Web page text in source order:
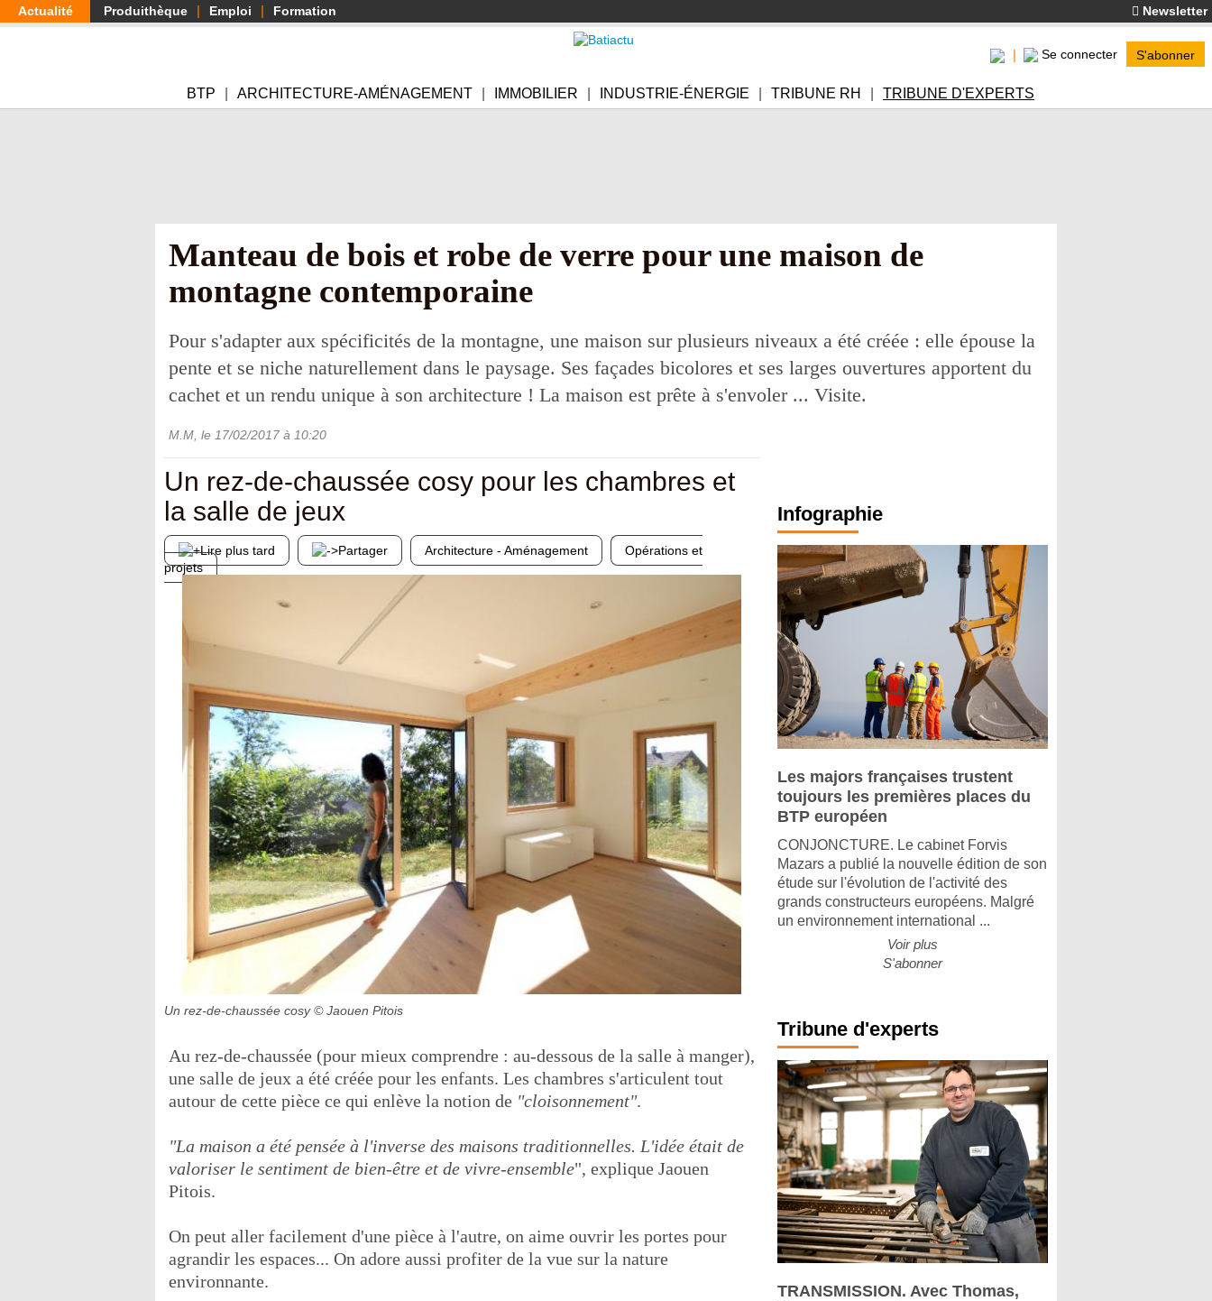
Aller
au
Actualité Produithèque Emploi Formation Newsletter
Se connecter S'abonner
BTP ARCHITECTURE-AMÉNAGEMENT IMMOBILIER INDUSTRIE-ÉNERGIE TRIBUNE RH TRIBUNE D'EXPERTS
Manteau de bois et robe de verre pour une maison de
montagne contemporaine
Pour s'adapter aux spécificités de la montagne, une maison sur plusieurs niveaux a été créée : elle épouse la
pente et se niche naturellement dans le paysage. Ses façades bicolores et ses larges ouvertures apportent du
cachet et un rendu unique à son architecture ! La maison est prête à s'envoler ... Visite.
M.M , le 17/02/2017 à 10:20
Un rez-de-chaussée cosy pour les chambres et
la salle de jeux
Lire plus tard Partager Architecture - Aménagement
Opérations et
projets
Un rez-de-chaussée cosy © Jaouen Pitois
Au rez-de-chaussée (pour mieux comprendre : au-dessous de la salle à manger),
une salle de jeux a été créée pour les enfants. Les chambres s'articulent tout
autour de cette pièce ce qui enlève la notion de "cloisonnement".
"La maison a été pensée à l'inverse des maisons traditionnelles. L'idée était de
valoriser le sentiment de bien-être et de vivre-ensemble", explique Jaouen
Pitois.
On peut aller facilement d'une pièce à l'autre, on aime ouvrir les portes pour
agrandir les espaces... On adore aussi profiter de la vue sur la nature
environnante.
Infographie
Les majors françaises trustent
toujours les premières places du
BTP européen
CONJONCTURE. Le cabinet Forvis
Mazars a publié la nouvelle édition de son
étude sur l'évolution de l'activité des
grands constructeurs européens. Malgré
un environnement international ...
Voir plus
S'abonner
Tribune d'experts
TRANSMISSION. Avec Thomas,